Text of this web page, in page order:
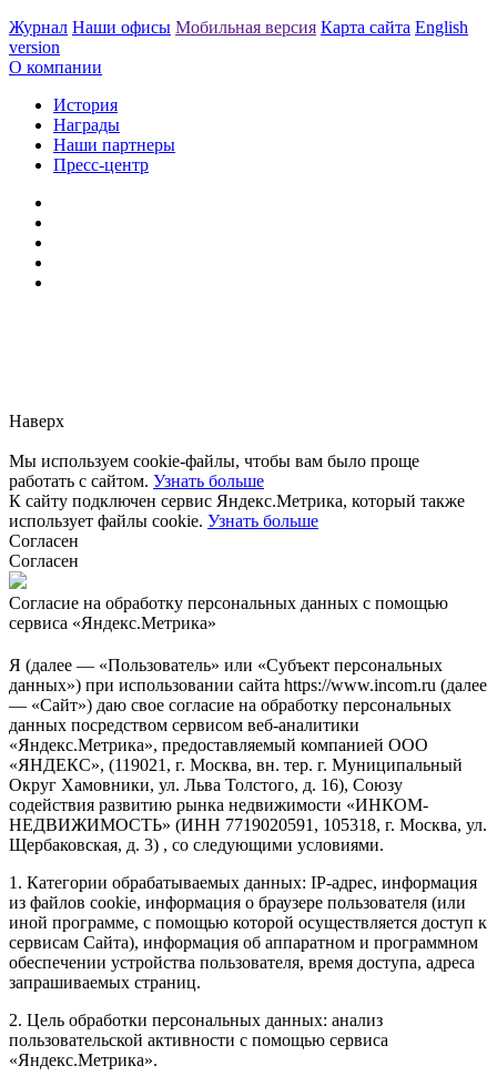
Журнал Наши офисы Мобильная версия Карта сайта English
version
О компании
История
Награды
Наши партнеры
Пресс-центр
Наверх
Мы используем cookie-файлы, чтобы вам было проще
работать с сайтом. Узнать больше
К сайту подключен сервис Яндекс.Метрика, который также
использует файлы cookie. Узнать больше
Согласен
Согласен
Согласие на обработку персональных данных с помощью
сервиса «Яндекс.Метрика»
Я (далее — «Пользователь» или «Субъект персональных
данных») при использовании сайта https://www.incom.ru (далее
— «Сайт») даю свое согласие на обработку персональных
данных посредством сервисом веб-аналитики
«Яндекс.Метрика», предоставляемый компанией ООО
«ЯНДЕКС», (119021, г. Москва, вн. тер. г. Муниципальный
Округ Хамовники, ул. Льва Толстого, д. 16), Союзу
содействия развитию рынка недвижимости «ИНКОМ-
НЕДВИЖИМОСТЬ» (ИНН 7719020591, 105318, г. Москва, ул.
Щербаковская, д. 3) , со следующими условиями.
1. Категории обрабатываемых данных: IP-адрес, информация
из файлов cookie, информация о браузере пользователя (или
иной программе, с помощью которой осуществляется доступ к
сервисам Сайта), информация об аппаратном и программном
обеспечении устройства пользователя, время доступа, адреса
запрашиваемых страниц.
2. Цель обработки персональных данных: анализ
пользовательской активности с помощью сервиса
«Яндекс.Метрика».